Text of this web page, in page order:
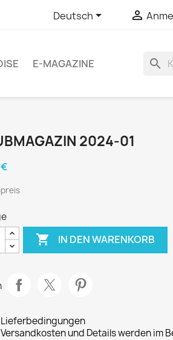
Deutsch 
E-MAGAZINE search
2024-01
 IN DEN WARENKORB
Lieferbedingungen
Versandkosten und Details werden im